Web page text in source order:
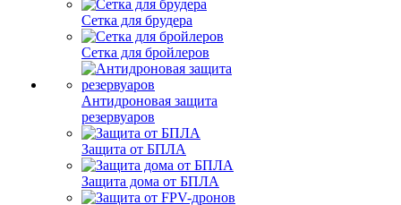
Сетка для брудера
Сетка для бройлеров
Антидроновая защита
резервуаров
Защита от БПЛА
Защита дома от БПЛА